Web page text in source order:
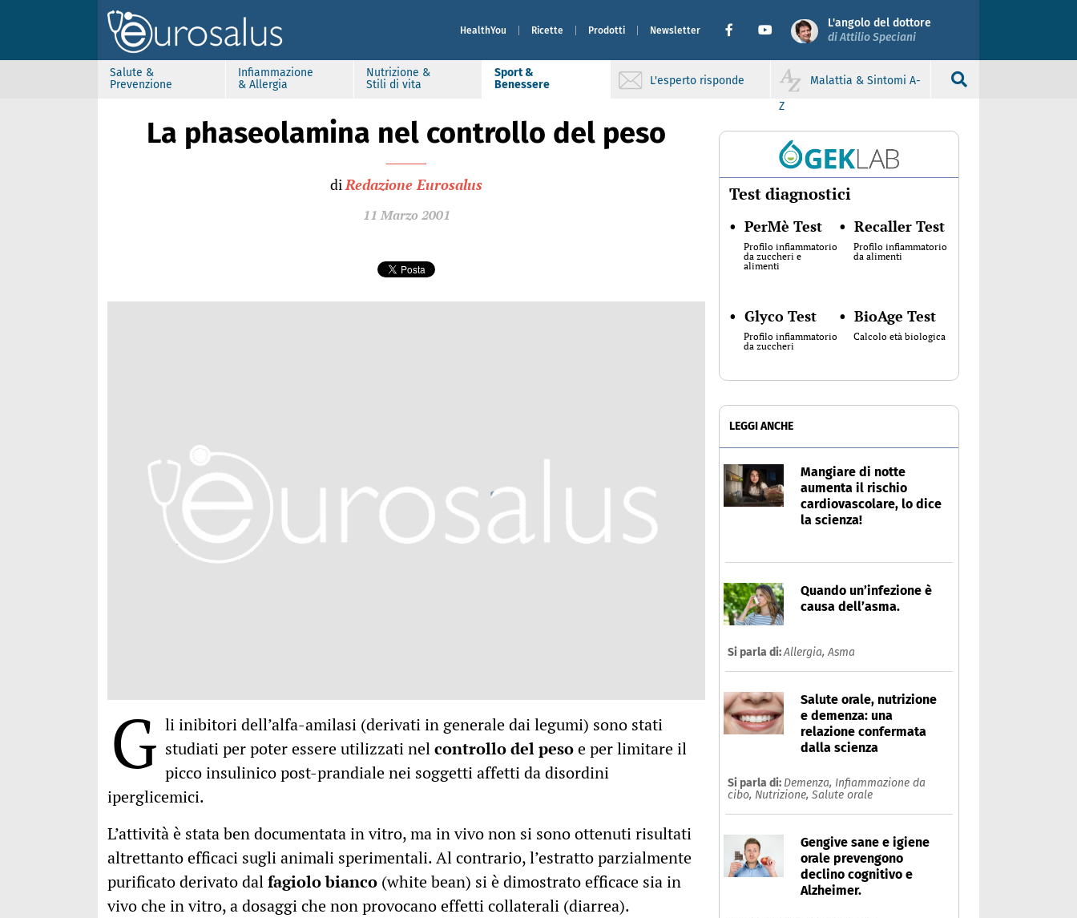
HealthYou Ricette Prodotti Newsletter
L'angolo del dottore
di Attilio Speciani
Salute &
Prevenzione
Infiammazione
& Allergia
Nutrizione &
Stili di vita
Sport &
Benessere
L'esperto risponde
Malattia & Sintomi A-
Z
La phaseolamina nel controllo del peso
diRedazione Eurosalus
11 Marzo 2001
G li inibitori dell’alfa-amilasi (derivati in generale dai legumi) sono stati
studiati per poter essere utilizzati nelcontrollo del pesoe per limitare il
picco insulinico post-prandiale nei soggetti affetti da disordini
iperglicemici.
L’attività è stata ben documentata in vitro, ma in vivo non si sono ottenuti risultati
altrettanto efficaci sugli animali sperimentali. Al contrario, l’estratto parzialmente
purificato derivato dalfagiolo bianco (white bean) si è dimostrato efficace sia in
vivo che in vitro, a dosaggi che non provocano effetti collaterali (diarrea).
Test diagnostici
• PerMè Test
Profilo infiammatorio
da zuccheri e
alimenti
• Recaller Test
Profilo infiammatorio
da alimenti
• Glyco Test
Profilo infiammatorio
da zuccheri
• BioAge Test
Calcolo età biologica
LEGGI ANCHE
Mangiare di notte
aumenta il rischio
cardiovascolare, lo dice
la scienza!
Quando un’infezione è
causa dell’asma.
Si parla di:Allergia,Asma
Salute orale, nutrizione
e demenza: una
relazione confermata
dalla scienza
Si parla di: Demenza, Infiammazione da
cibo, Nutrizione, Salute orale
Gengive sane e igiene
orale prevengono
declino cognitivo e
Alzheimer.